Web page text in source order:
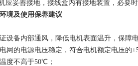
应妥善接地，接线盒内有接地装置，必要
境及使用保养建议
设备内部通风，降低电机表面温升，保障
网的电源电压稳定，符合电机额定电压的
度不高于50℃；